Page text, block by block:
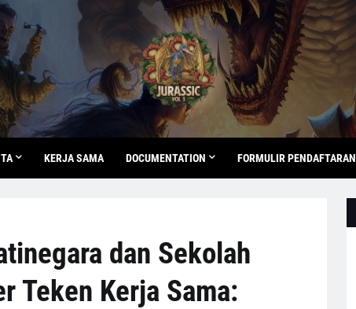
KERJA SAMA DOCUMENTATION FORMULIR PENDAFTARAN
dan Sekolah
Teken Kerja Sama: